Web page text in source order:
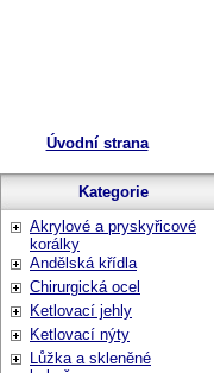
Úvodní strana
Kategorie
Akrylové a pryskyřicové
korálky
Andělská křídla
Chirurgická ocel
Ketlovací jehly
Ketlovací nýty
Lůžka a skleněné